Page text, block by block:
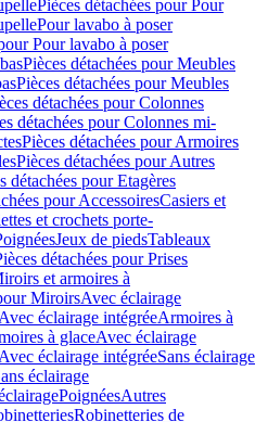
Pièces détachées pour Pour
Pour lavabo à poser
Pour lavabo à poser
Pièces détachées pour Meubles
Pièces détachées pour Meubles
détachées pour Colonnes
détachées pour Colonnes mi-
Pièces détachées pour Armoires
Pièces détachées pour Autres
détachées pour Etagères
pour AccessoiresCasiers et
et crochets porte-
Jeux de piedsTableaux
détachées pour Prises
et armoires à
MiroirsAvec éclairage
éclairage intégréeArmoires à
à glaceAvec éclairage
éclairage intégréeSans éclairage
éclairage
PoignéesAutres
Robinetteries de